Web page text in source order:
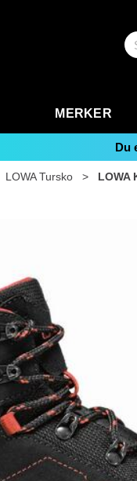
MERKER
Du
LOWA Tursko > LOWA